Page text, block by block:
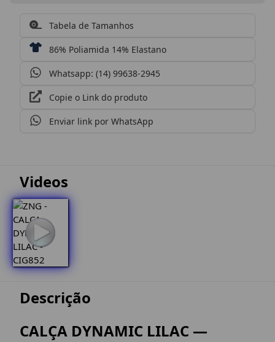
Tabela de Tamanhos
86% Poliamida 14% Elastano
Whatsapp: (14) 99638-2945
Copie o Link do produto
Enviar link por WhatsApp
Videos
Descrição
CALÇA DYNAMIC LILAC —